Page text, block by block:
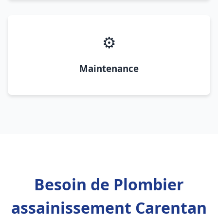
⚙️
Maintenance
Besoin de Plombier
assainissement Carentan